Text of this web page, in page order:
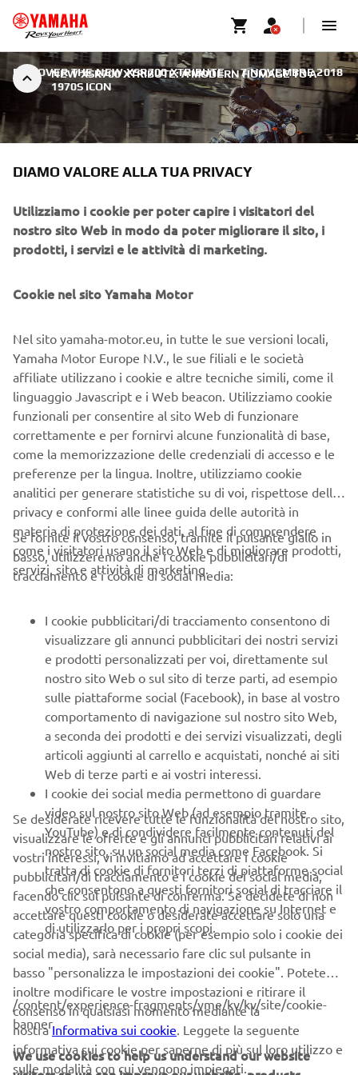
NEW XSR700 XTRIBUTE: A MODERN HOMAGE TO A
1970S ICON
DISCOVER THE NEW XSR700 XTRIBUTE | 7 NOVEMBRE 2018
NEW XSR700 XTRIBUTE: A
MODERN HOMAGE TO A
1970S ICON
Over 40 years ago Yamaha introduced the XT500, an air-
Europe's best-loved motorcycles. The key to its success
was simple design, useable power and all round versatility,
and with its XT-inspired colours and classic scrambler
looks, the new XSR700 XTribute respects the XT's true
character and pays homage to this iconic bike.
This special combination of timeless good looks and
modern technology perfectly illustrates the tru spirit of
the Faster Sons philosophy, and with its unique
specification the XSR700 XTribute gives a new generation
of riders the chance to celebrate the past, while at the
and an outstanding riding experience.
XSR700 XTRIBUTE
CORPORATE
B2B
PIÙ YAMAHA
SUPPORTO
NEWSLETTER
Conoscerai in anteprima le ultime offerte, gli eventi speciali, le
nuove uscite e molto altro
DIAMO VALORE ALLA TUA PRIVACY
Utilizziamo i cookie per poter capire i visitatori del
nostro sito Web in modo da poter migliorare il sito, i
prodotti, i servizi e le attività di marketing.
Cookie nel sito Yamaha Motor
Nel sito yamaha-motor.eu, in tutte le sue versioni locali,
Yamaha Motor Europe N.V., le sue filiali e le società
affiliate utilizzano i cookie e altre tecniche simili, come il
linguaggio Javascript e i Web beacon. Utilizziamo cookie
funzionali per consentire al sito Web di funzionare
correttamente e per fornirvi alcune funzionalità di base,
come la memorizzazione delle credenziali di accesso e le
preferenze per la lingua. Inoltre, utilizziamo cookie
analitici per generare statistiche su di voi, rispettose della
privacy e conformi alle linee guida delle autorità in
materia di protezione dei dati, al fine di comprendere
come i visitatori usano il sito Web e di migliorare prodotti,
servizi, sito e attività di marketing.
Se fornite il vostro consenso, tramite il pulsante giallo in
basso, utilizzeremo anche i cookie pubblicitari/di
tracciamento e i cookie di social media:
I cookie pubblicitari/di tracciamento consentono di
visualizzare gli annunci pubblicitari dei nostri servizi
e prodotti personalizzati per voi, direttamente sul
nostro sito Web o sul sito di terze parti, ad esempio
sulle piattaforme social (Facebook), in base al vostro
comportamento di navigazione sul nostro sito Web,
a seconda dei prodotti e dei servizi visualizzati, degli
articoli aggiunti al carrello e acquistati, nonché ai siti
Web di terze parti e ai vostri interessi.
I cookie dei social media permettono di guardare
video sul nostro sito Web (ad esempio tramite
YouTube) e di condividere facilmente contenuti del
nostro sito, su un social media come Facebook. Si
tratta di cookie di fornitori terzi di piattaforme social
che consentono a questi fornitori social di tracciare il
vostro comportamento di navigazione su Internet e
di utilizzarlo per i propri scopi.
Se desiderate ricevere tutte le funzionalità del nostro sito,
visualizzare le offerte e gli annunci pubblicitari relativi ai
vostri interessi, vi invitiamo ad accettare i cookie
pubblicitari/di tracciamento e i cookie dei social media,
facendo clic sul pulsante di conferma. Se decidete di non
accettare questi cookie o desiderate accettare solo una
categoria specifica di cookie (per esempio solo i cookie dei
social media), sarà necessario fare clic sul pulsante in
basso "personalizza le impostazioni dei cookie". Potete
inoltre modificare le vostre impostazioni e ritirare il
consenso in qualsiasi momento mediante la
nostraInformativa sui cookie. Leggete la seguente
informativa sui cookie per saperne di più sul loro utilizzo e
sulle modalità con cui vengono impiegati.
/content/experience-fragments/yme/kv/kv/site/cookie-
banner
We use cookies to help us understand our website